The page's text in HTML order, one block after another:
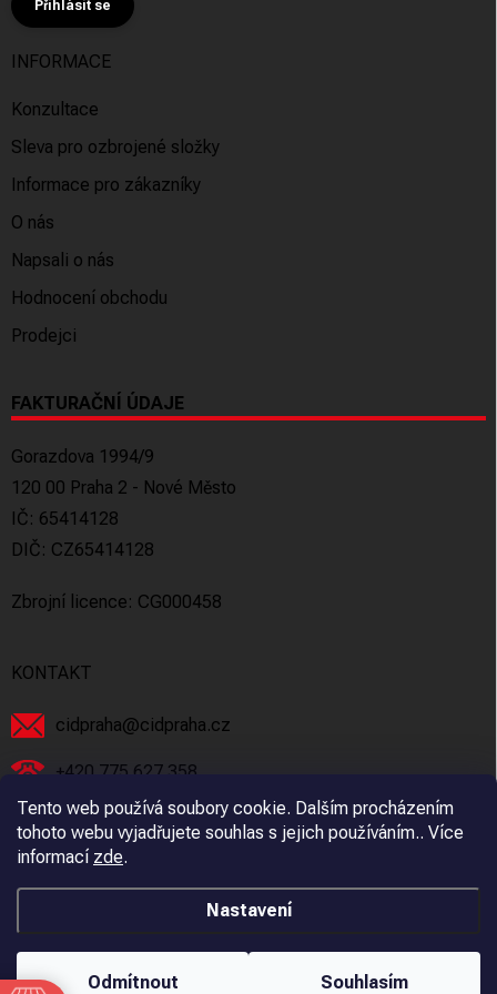
Tento web používá soubory cookie. Dalším procházením
tohoto webu vyjadřujete souhlas s jejich používáním.. Více
informací zde.
Nastavení
Odmítnout Souhlasím
Přihlásit se
INFORMACE
Konzultace
Sleva pro ozbrojené složky
Informace pro zákazníky
O nás
Napsali o nás
Hodnocení obchodu
Prodejci
FAKTURAČNÍ ÚDAJE
Gorazdova 1994/9
120 00 Praha 2 - Nové Město
IČ: 65414128
DIČ: CZ65414128
Zbrojní licence: CG000458
KONTAKT
cidpraha@cidpraha.cz
+420 775 627 358
Facebook
cidpraha_zbrane
Copyright 2026 C.I.D Praha s.r.o. . Všechna práva vyhrazena.